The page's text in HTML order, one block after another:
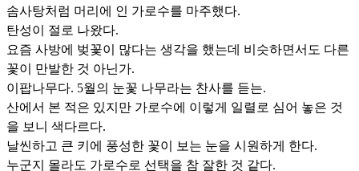
솜사탕처럼 머리에 인 가로수를 마주했다.
탄성이 절로 나왔다.
요즘 사방에 벚꽃이 많다는 생각을 했는데 비슷하면서도 다른
꽃이 만발한 것 아닌가.
이팝나무다. 5월의 눈꽃 나무라는 찬사를 듣는.
산에서 본 적은 있지만 가로수에 이렇게 일렬로 심어 놓은 것
을 보니 색다르다.
날씬하고 큰 키에 풍성한 꽃이 보는 눈을 시원하게 한다.
누군지 몰라도 가로수로 선택을 참 잘한 것 같다.